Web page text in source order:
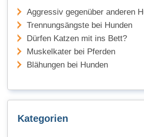
Aggressiv gegenüber anderen
Trennungsängste bei Hunden
Dürfen Katzen mit ins Bett?
Muskelkater bei Pferden
Blähungen bei Hunden
Kategorien